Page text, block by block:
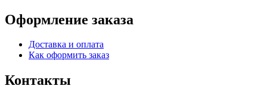
Оформление заказа
Доставка и оплата
Как оформить заказ
Контакты